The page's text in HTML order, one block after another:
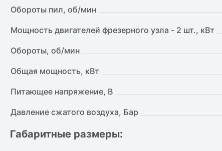
Обороты пил, об/мин
Мощность двигателей фрезерного узла - 2 шт., кВт
Обороты, об/мин
Общая мощность, кВт
Питающее напряжение, В
Давление сжатого воздуха, Бар
Габаритные размеры: